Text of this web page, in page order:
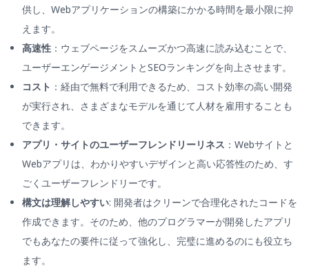
供し、Webアプリケーションの構築にかかる時間を最小限に抑
えます。
高速性 ：ウェブページをスムーズかつ高速に読み込むことで、
ユーザーエンゲージメントとSEOランキングを向上させます。
コスト ：経由で無料で利用できるため、コスト効率の高い開発
が実行され、さまざまなモデルを通じて人材を雇用することも
できます。
アプリ・サイトのユーザーフレンドリーリネス ：Webサイトと
Webアプリは、わかりやすいデザインと高い応答性のため、す
ごくユーザーフレンドリーです。
構文は理解しやすい: 開発者はクリーンで合理化されたコードを
作成できます。そのため、他のプログラマーが開発したアプリ
でもあなたの要件に従って強化し、完璧に進めるのにも役立ち
ます。